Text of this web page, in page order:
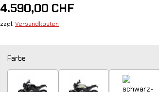
4.590,00 CHF
zzgl. Versandkosten
Farbe